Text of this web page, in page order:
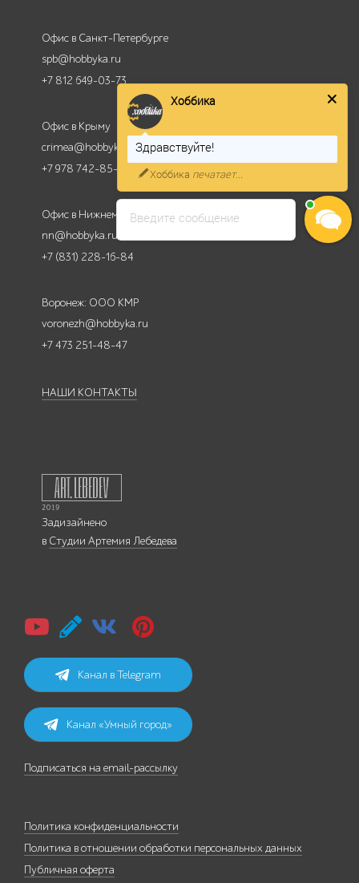
Офис в Санкт-Петербурге
spb@hobbyka.ru
+7 812 649-03-73
Офис в Крыму
crimea@hobbyka.ru
+7 978 742-85-95
Офис в Нижнем Новгороде
nn@hobbyka.ru
+7 (831) 228-16-84
Воронеж: ООО КМР
voronezh@hobbyka.ru
+7 473 251-48-47
НАШИ КОНТАКТЫ
Задизайнено
в Студии Артемия Лебедева
Канал в Telegram
Канал «Умный город»
Подписаться на email-рассылку
Политика конфиденциальности
Политика в отношении обработки персональных данных
Публичная оферта
Введите сообщение
Здравствуйте!
Готовы оперативно Вас
проконсультировать